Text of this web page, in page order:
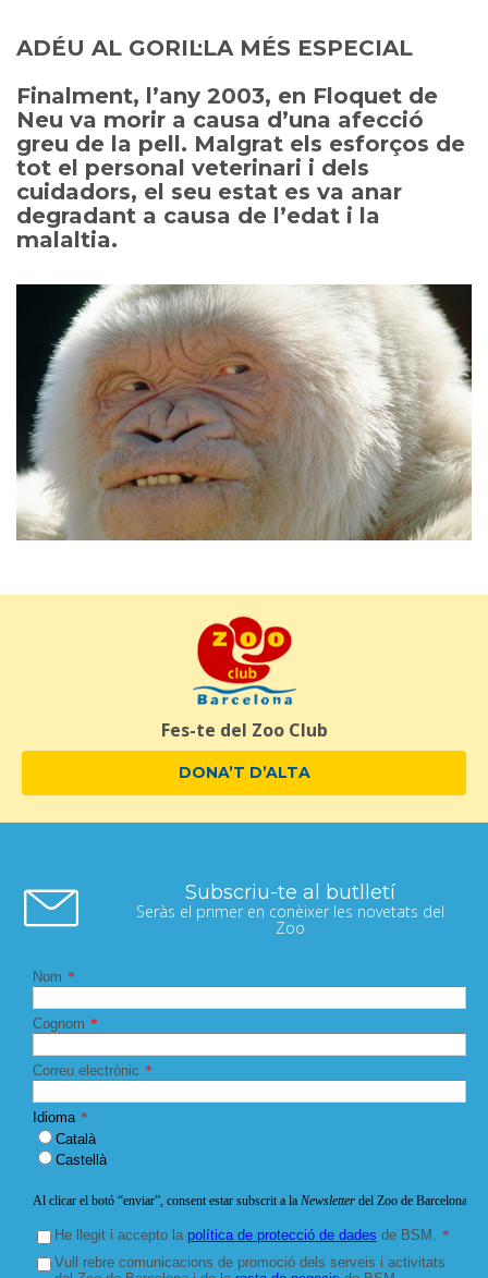
ADÉU AL GORIL·LA MÉS ESPECIAL
Finalment, l’any 2003, en Floquet de
Neu va morir a causa d’una afecció
greu de la pell. Malgrat els esforços de
tot el personal veterinari i dels
cuidadors, el seu estat es va anar
degradant a causa de l’edat i la
malaltia.
Fes-te del Zoo Club
DONA’T D’ALTA
Subscriu-te al butlletí
Seràs el primer en conèixer les novetats del
Zoo